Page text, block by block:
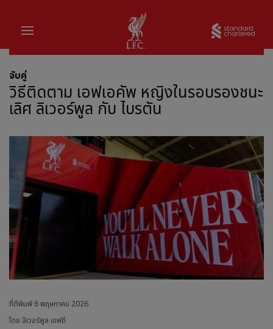
บ้าน
จับคู่
วิธีติดตาม เอฟเอคัพ หญิงในรอบรองชนะ
เลิศ ลิเวอร์พูล กับ ไบรตัน
ที่ตีพิมพ์ 6 พฤษภาคม 2026
โดย ลิเวอร์พูล เอฟซี